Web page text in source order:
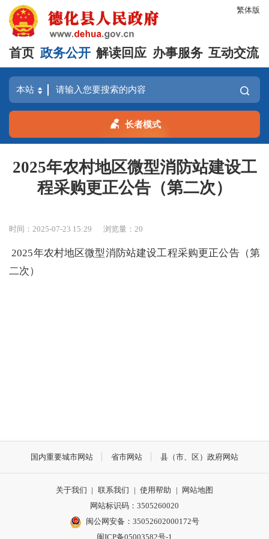
繁体版
首页 政务公开 解读回应 办事服务 互动交流
长者模式
2025年农村地区微型消防站建设工
程采购更正公告（第二次）
时间：2025-07-23 15:29 浏览量：20
2025年农村地区微型消防站建设工程采购更正公告（第
二次）
国内重要城市网站 省市网站 县（市、区）政府网站
关于我们 | 联系我们 | 使用帮助 |
网站地图
网站标识码：3505260020
闽公网安备：35052602000172号
闽ICP备05003582号-1